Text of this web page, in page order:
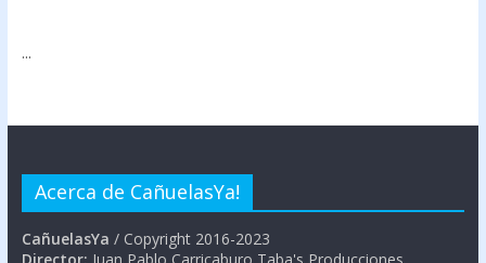
...
Acerca de CañuelasYa!
CañuelasYa / Copyright 2016-2023
Director: Juan Pablo Carricaburo Taba's Producciones